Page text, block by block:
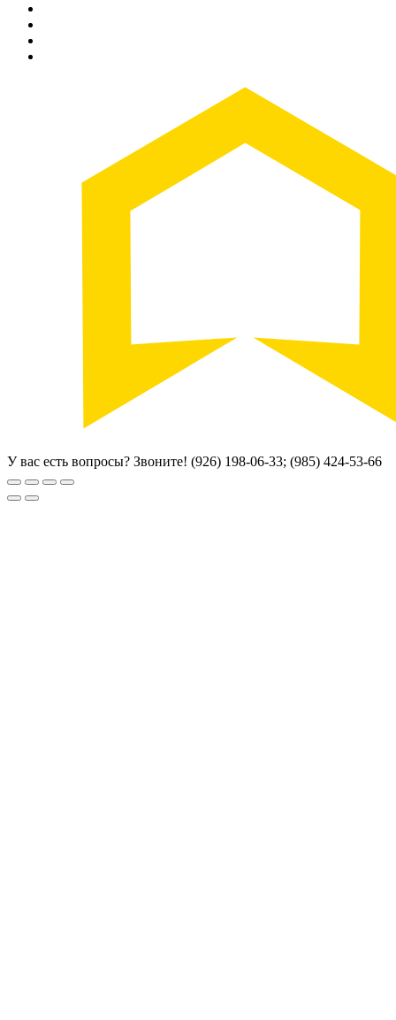
У вас есть вопросы? Звоните! (926) 198-06-33; (985) 424-53-66